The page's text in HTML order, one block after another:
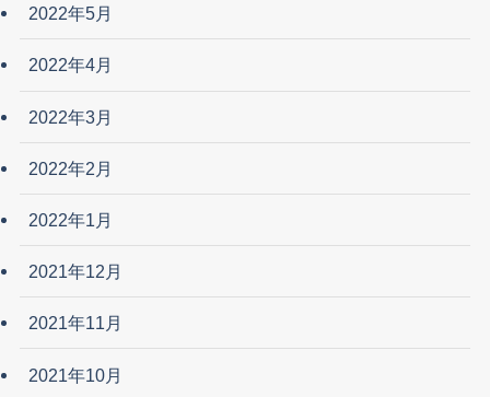
2022年5月
2022年4月
2022年3月
2022年2月
2022年1月
2021年12月
2021年11月
2021年10月